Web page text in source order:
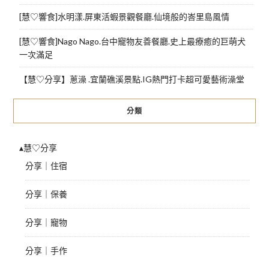
[慧♡響食]水明漾.屏東活蝦景觀餐廳.仙境般的峇里島風情
[慧♡響食]Nago Nago.台中寵物友善餐廳.史上最療癒的巨萌犬
一次滿足
【慧♡分享】蔥澡 .宜蘭礁溪景點.IG熱門打卡超可愛藝術澡堂
分類
▴慧♡分享
分享｜住宿
分享｜保養
分享｜寵物
分享｜手作